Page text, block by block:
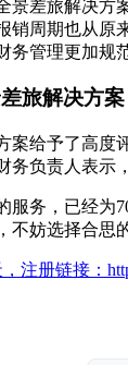
景差旅解决方
销周期也从原
务管理更加规
旅解决方案
案给予了高度
务负责人表示
服务，已经为
不妨选择合思
注册链接：